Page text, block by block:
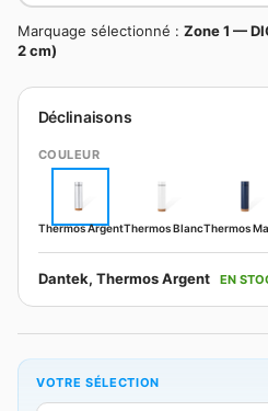
Marquage sélectionné : Zone 1 —
2 cm)
Déclinaisons
COULEUR
Thermos ArgentThermos BlancThermos
Dantek, Thermos Argent EN
VOTRE SÉLECTION